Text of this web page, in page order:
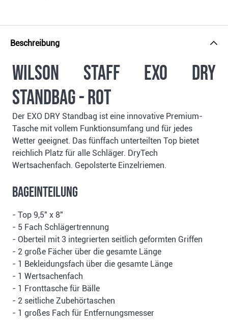
Beschreibung
Wilson Staff EXO Dry
standbag - rot
Der EXO DRY Standbag ist eine innovative Premium-
Tasche mit vollem Funktionsumfang und für jedes
Wetter geeignet. Das fünffach unterteilten Top bietet
reichlich Platz für alle Schläger. DryTech
Wertsachenfach. Gepolsterte Einzelriemen.
Bageinteilung
- Top 9,5" x 8"
- 5 Fach Schlägertrennung
- Oberteil mit 3 integrierten seitlich geformten Griffen
- 2 große Fächer über die gesamte Länge
- 1 Bekleidungsfach über die gesamte Länge
- 1 Wertsachenfach
- 1 Fronttasche für Bälle
- 2 seitliche Zubehörtaschen
- 1 großes Fach für Entfernungsmesser